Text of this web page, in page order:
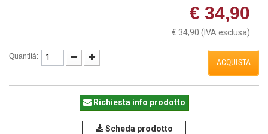
€ 34,90
€ 34,90 (IVA esclusa)
Quantità:
ACQUISTA
Richiesta info prodotto
Scheda prodotto